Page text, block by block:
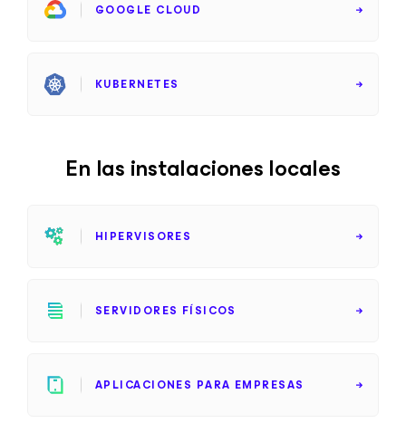
GOOGLE CLOUD
KUBERNETES
En las instalaciones locales
HIPERVISORES
SERVIDORES FÍSICOS
APLICACIONES PARA EMPRESAS